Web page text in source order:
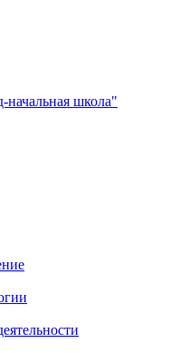
начальная школа"